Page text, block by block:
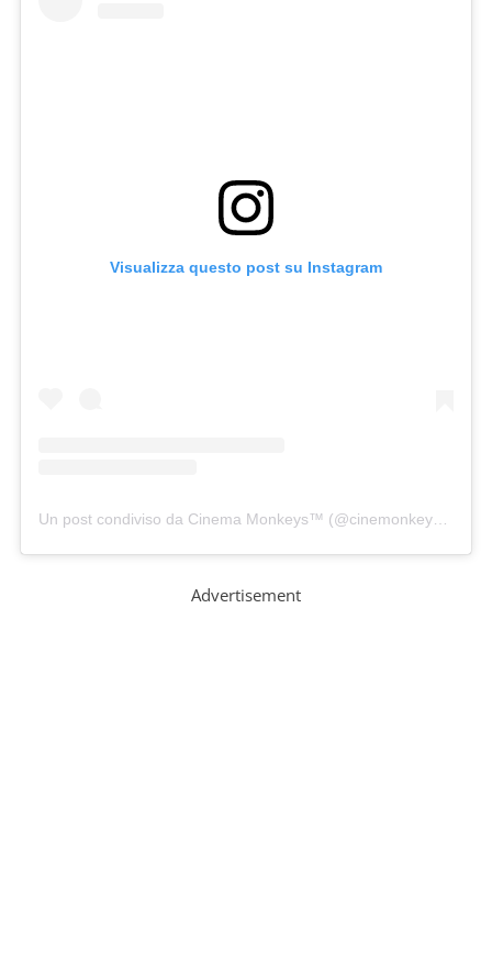
Visualizza questo post su Instagram
Advertisement